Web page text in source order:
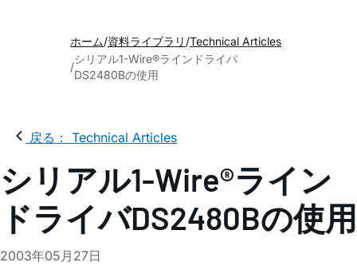
ホーム 資料ライブラリ Technical Articles
シリアル1-Wire®ラインドライバ
DS2480Bの使用
戻る： Technical Articles
シリアル1-Wire®ライン
ドライバDS2480Bの使用
2003年05月27日